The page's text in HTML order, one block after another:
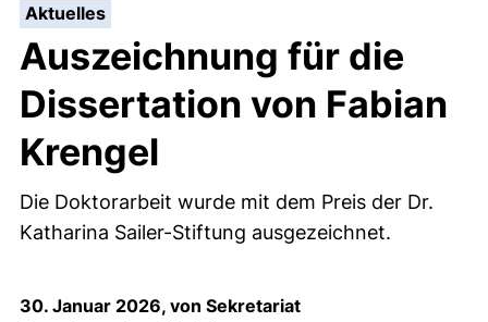
Aktuelles:
Auszeichnung für die
Dissertation von Fabian
Krengel
Die Doktorarbeit wurde mit dem Preis der Dr.
Katharina Sailer-Stiftung ausgezeichnet.
30. Januar 2026, von Sekretariat